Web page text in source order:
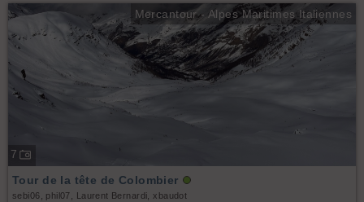
Mercantour - Alpes Maritimes Italiennes
7
Tour de la tête de Colombier
sebi06, phil07, Laurent Bernardi, xbaudot